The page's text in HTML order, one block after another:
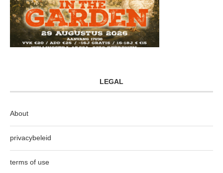
LEGAL
About
privacybeleid
terms of use